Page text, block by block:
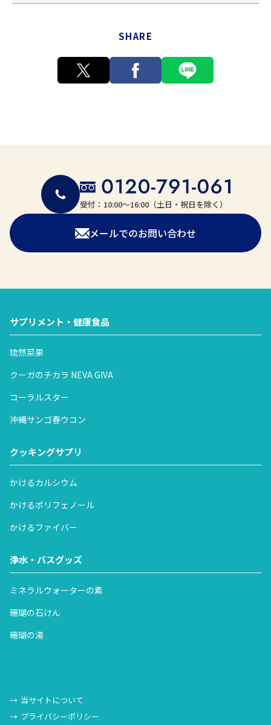
SHARE
受付：10:00〜16:00（土日・祝日を除く）
メールでのお問い合わせ
サプリメント・健康食品
琉然菜果
クーガのチカラ NEVA GIVA
コーラルスター
沖縄サンゴ春ウコン
クッキングサプリ
かけるカルシウム
かけるポリフェノール
かけるファイバー
浄水・バスグッズ
ミネラルウォーターの素
珊瑚の石けん
珊瑚の湯
当サイトについて
プライバシーポリシー